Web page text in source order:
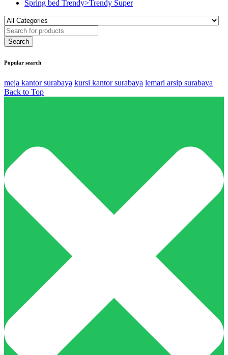
Spring bed Trendy>Trendy Super
Popular search
meja kantor surabaya kursi kantor surabaya lemari arsip surabaya
Back to Top